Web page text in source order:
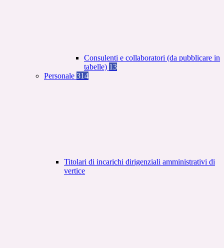
Consulenti e collaboratori (da pubblicare in
tabelle) 13
Personale 314
Titolari di incarichi dirigenziali amministrativi di
vertice